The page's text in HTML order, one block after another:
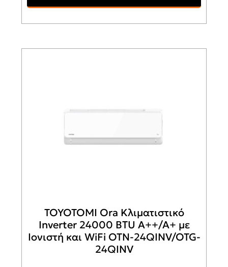
TOYOTOMI Ora Κλιματιστικό
Inverter 24000 BTU A++/A+ με
Ιονιστή και WiFi OTN-24QINV/OTG-
24QINV